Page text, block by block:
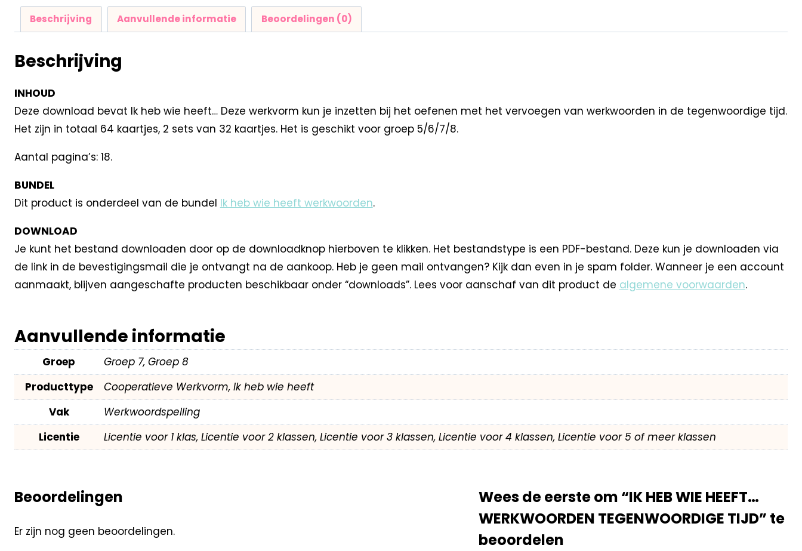
Beschrijving Aanvullende informatie Beoordelingen (0)
Beschrijving
INHOUD
Deze download bevat Ik heb wie heeft… Deze werkvorm kun je inzetten bij het oefenen met het vervoegen van werkwoorden in de tegenwoordige tijd.
Het zijn in totaal 64 kaartjes, 2 sets van 32 kaartjes. Het is geschikt voor groep 5/6/7/8.
Aantal pagina’s: 18.
BUNDEL
Dit product is onderdeel van de bundel Ik heb wie heeft werkwoorden.
DOWNLOAD
Je kunt het bestand downloaden door op de downloadknop hierboven te klikken. Het bestandstype is een PDF-bestand. Deze kun je downloaden via
de link in de bevestigingsmail die je ontvangt na de aankoop. Heb je geen mail ontvangen? Kijk dan even in je spam folder. Wanneer je een account
aanmaakt, blijven aangeschafte producten beschikbaar onder “downloads”. Lees voor aanschaf van dit product de algemene voorwaarden.
Aanvullende informatie
Groep
Groep 7, Groep 8
Producttype
Cooperatieve Werkvorm, Ik heb wie heeft
Vak
Werkwoordspelling
Licentie
Licentie voor 1 klas, Licentie voor 2 klassen, Licentie voor 3 klassen, Licentie voor 4 klassen, Licentie voor 5 of meer klassen
Beoordelingen
Er zijn nog geen beoordelingen.
Wees de eerste om “IK HEB WIE HEEFT…
WERKWOORDEN TEGENWOORDIGE TIJD” te
beoordelen